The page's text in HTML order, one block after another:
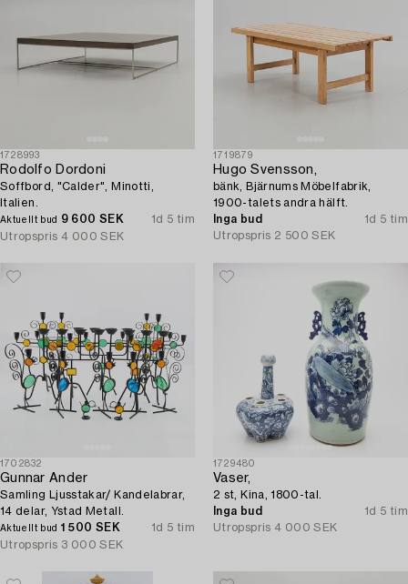
1728993
Rodolfo Dordoni
Soffbord, "Calder", Minotti,
Italien.
Aktuellt bud 9 600 SEK
1d 5 tim
Utropspris 4 000 SEK
1719879
Hugo Svensson,
bänk, Bjärnums Möbelfabrik,
1900-talets andra hälft.
Inga bud
1d 5 tim
Utropspris 2 500 SEK
1702832
Gunnar Ander
Samling Ljusstakar/ Kandelabrar,
14 delar, Ystad Metall.
Aktuellt bud 1 500 SEK
1d 5 tim
Utropspris 3 000 SEK
1729480
Vaser,
2 st, Kina, 1800-tal.
Inga bud
1d 5 tim
Utropspris 4 000 SEK